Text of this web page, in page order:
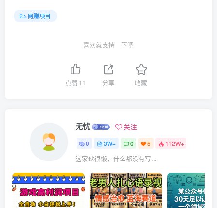
网赚项目
喜欢就支持一下吧
点赞 11 分享 收藏
无忧 关注
0 3W+ 0 5 112W+
这家伙很懒，什么都没有写...